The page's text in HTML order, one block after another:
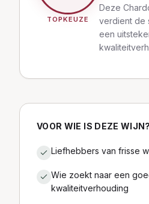
TOPKEUZE
Deze
verdient de
een
VOOR WIE IS DEZE WIJN?
Liefhebbers van frisse
Wie zoekt naar een
kwaliteitverhouding